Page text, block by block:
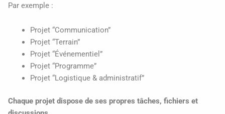
Par exemple :
Projet “Communication”
Projet “Terrain”
Projet “Événementiel”
Projet “Programme”
Projet “Logistique & administratif”
Chaque projet dispose de ses propres tâches, fichiers et